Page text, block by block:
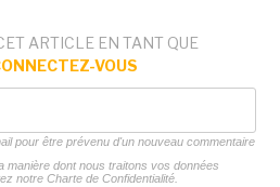
ARTICLE EN TANT QUE
VOUS
pour être prévenu d'un nouveau commentaire
manière dont nous traitons vos données
notre Charte de Confidentialité.